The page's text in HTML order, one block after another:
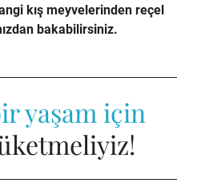
kış meyvelerinden reçel
bakabilirsiniz.
yaşam için